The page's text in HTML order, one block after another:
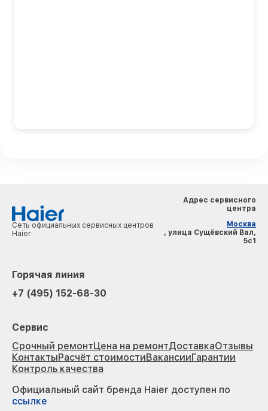
Сеть официальных сервисных центров
Haier
Адрес сервисного
центра
Москва
, улица Сущёвский Вал,
5с1
Горячая линия
+7 (495) 152-68-30
Сервис
Срочный ремонтЦена на ремонтДоставкаОтзывы
КонтактыРасчёт стоимостиВакансииГарантии
Контроль качества
Официальный сайт бренда Haier доступен по
ссылке